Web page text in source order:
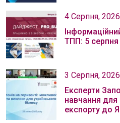
4 Серпня, 2026
ТПП: 5 серпня
3 Серпня, 2026
Експерти
навчання для
експорту до